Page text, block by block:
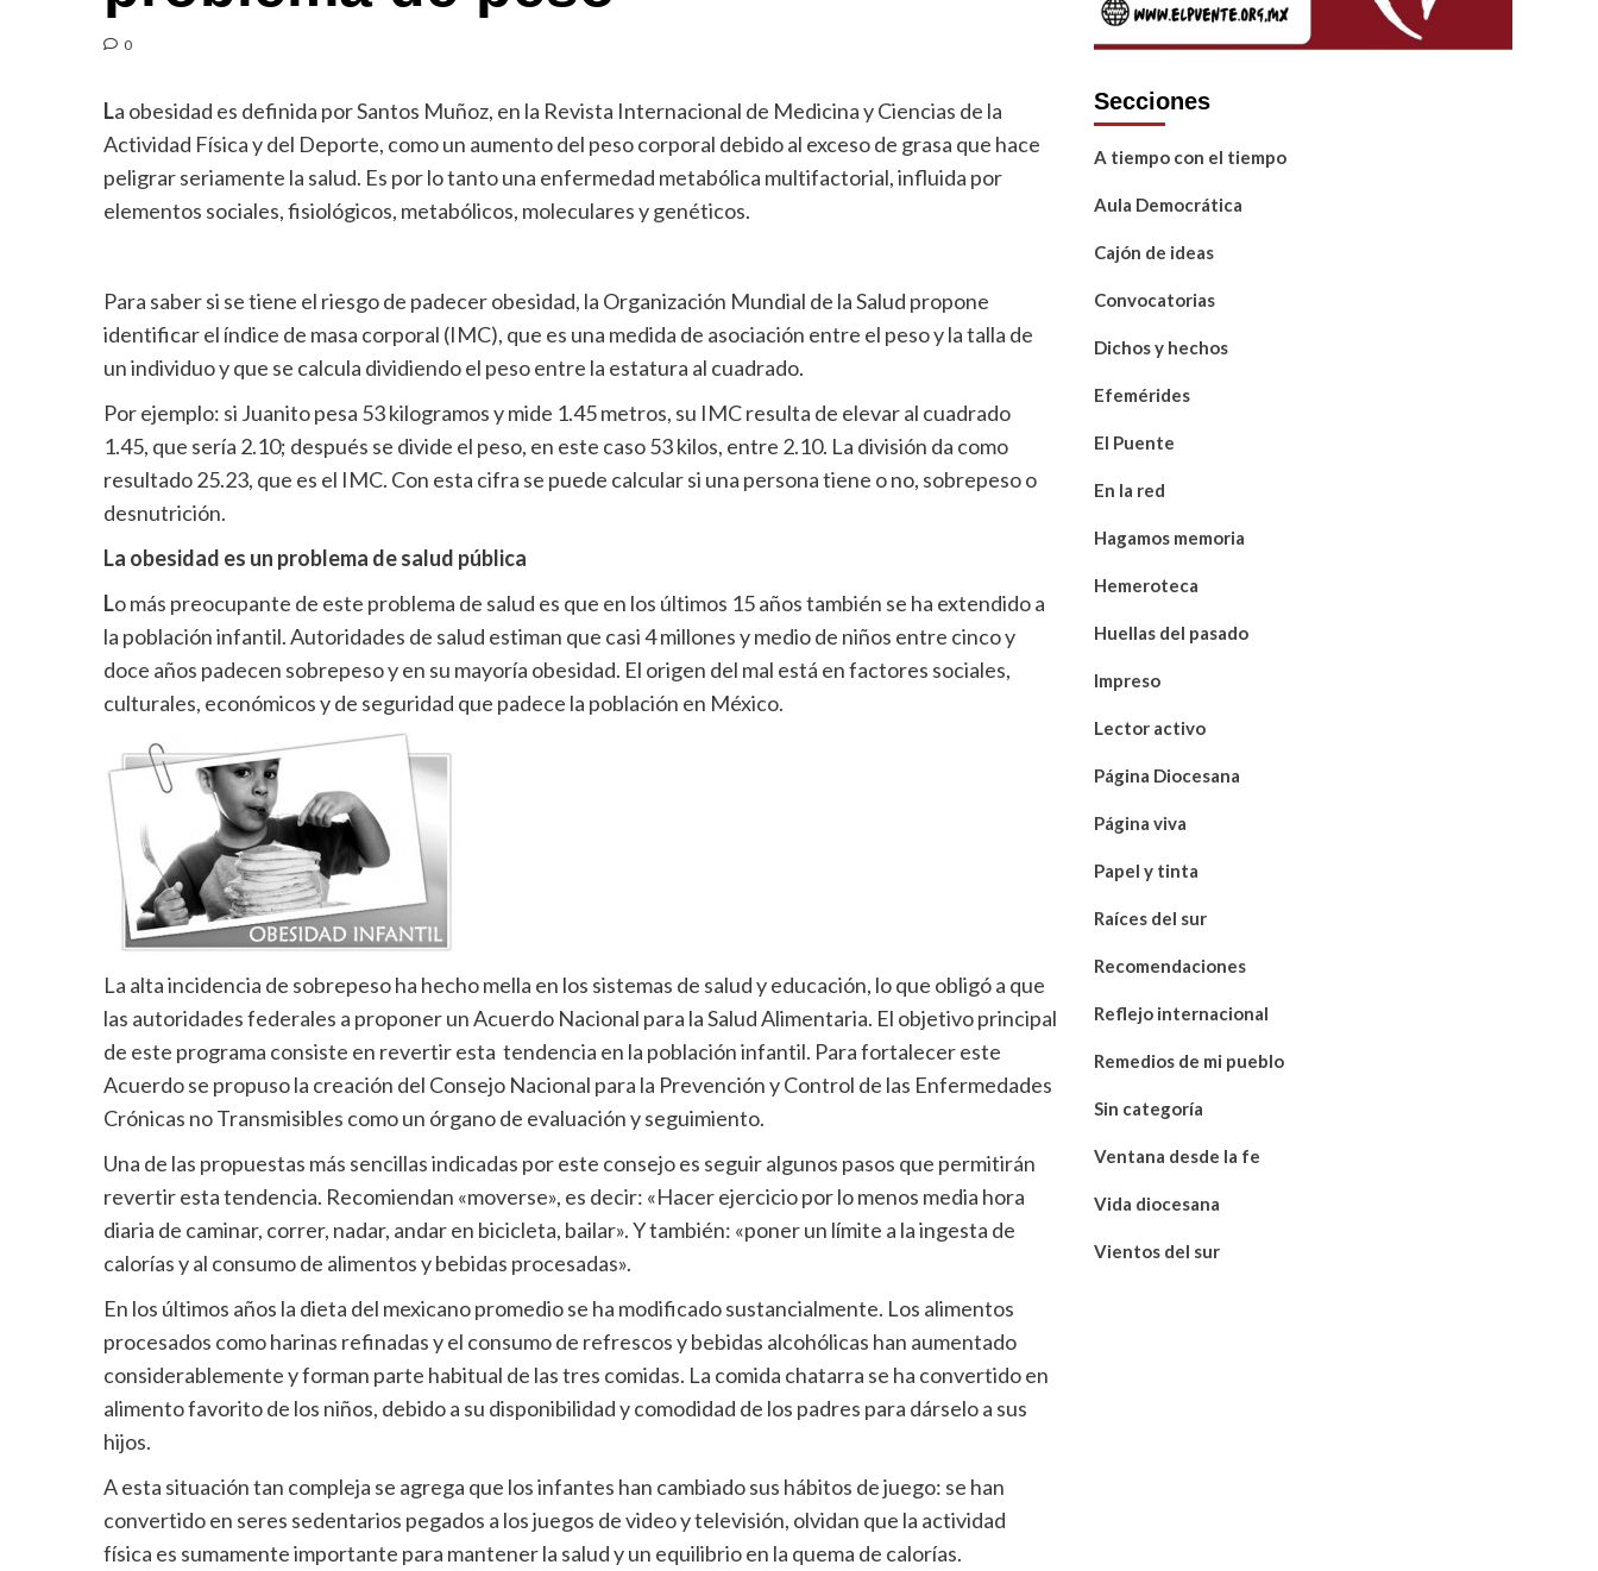
0
La obesidad es definida por Santos Muñoz, en la Revista Internacional de Medicina y Ciencias de la
Actividad Física y del Deporte, como un aumento del peso corporal debido al exceso de grasa que hace
peligrar seriamente la salud. Es por lo tanto una enfermedad metabólica multifactorial, influida por
elementos sociales, fisiológicos, metabólicos, moleculares y genéticos.
Para saber si se tiene el riesgo de padecer obesidad, la Organización Mundial de la Salud propone
identificar el índice de masa corporal (IMC), que es una medida de asociación entre el peso y la talla de
un individuo y que se calcula dividiendo el peso entre la estatura al cuadrado.
Por ejemplo: si Juanito pesa 53 kilogramos y mide 1.45 metros, su IMC resulta de elevar al cuadrado
1.45, que sería 2.10; después se divide el peso, en este caso 53 kilos, entre 2.10. La división da como
resultado 25.23, que es el IMC. Con esta cifra se puede calcular si una persona tiene o no, sobrepeso o
desnutrición.
La obesidad es un problema de salud pública
Lo más preocupante de este problema de salud es que en los últimos 15 años también se ha extendido a
la población infantil. Autoridades de salud estiman que casi 4 millones y medio de niños entre cinco y
doce años padecen sobrepeso y en su mayoría obesidad. El origen del mal está en factores sociales,
culturales, económicos y de seguridad que padece la población en México.
La alta incidencia de sobrepeso ha hecho mella en los sistemas de salud y educación, lo que obligó a que
las autoridades federales a proponer un Acuerdo Nacional para la Salud Alimentaria. El objetivo principal
de este programa consiste en revertir esta tendencia en la población infantil. Para fortalecer este
Acuerdo se propuso la creación del Consejo Nacional para la Prevención y Control de las Enfermedades
Crónicas no Transmisibles como un órgano de evaluación y seguimiento.
Una de las propuestas más sencillas indicadas por este consejo es seguir algunos pasos que permitirán
revertir esta tendencia. Recomiendan «moverse», es decir: «Hacer ejercicio por lo menos media hora
diaria de caminar, correr, nadar, andar en bicicleta, bailar». Y también: «poner un límite a la ingesta de
calorías y al consumo de alimentos y bebidas procesadas».
En los últimos años la dieta del mexicano promedio se ha modificado sustancialmente. Los alimentos
procesados como harinas refinadas y el consumo de refrescos y bebidas alcohólicas han aumentado
considerablemente y forman parte habitual de las tres comidas. La comida chatarra se ha convertido en
alimento favorito de los niños, debido a su disponibilidad y comodidad de los padres para dárselo a sus
hijos.
A esta situación tan compleja se agrega que los infantes han cambiado sus hábitos de juego: se han
convertido en seres sedentarios pegados a los juegos de video y televisión, olvidan que la actividad
física es sumamente importante para mantener la salud y un equilibrio en la quema de calorías.
Secciones
A tiempo con el tiempo
Aula Democrática
Cajón de ideas
Convocatorias
Dichos y hechos
Efemérides
El Puente
En la red
Hagamos memoria
Hemeroteca
Huellas del pasado
Impreso
Lector activo
Página Diocesana
Página viva
Papel y tinta
Raíces del sur
Recomendaciones
Reflejo internacional
Remedios de mi pueblo
Sin categoría
Ventana desde la fe
Vida diocesana
Vientos del sur